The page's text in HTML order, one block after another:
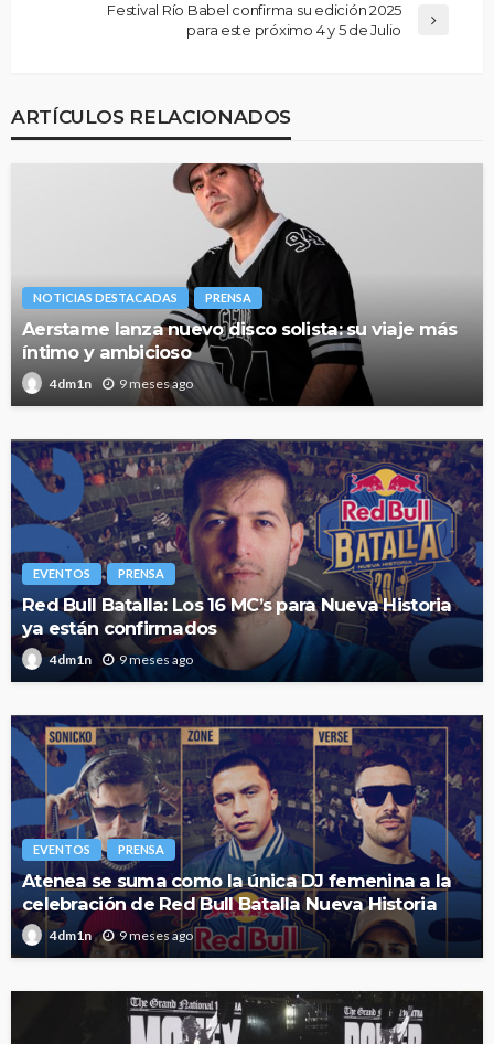
Festival Río Babel confirma su edición 2025
para este próximo 4 y 5 de Julio
ARTÍCULOS RELACIONADOS
NOTICIAS DESTACADAS PRENSA
Aerstame lanza nuevo disco solista: su viaje más
íntimo y ambicioso
4dm1n 9 meses ago
EVENTOS PRENSA
Red Bull Batalla: Los 16 MC’s para Nueva Historia
ya están confirmados
4dm1n 9 meses ago
EVENTOS PRENSA
Atenea se suma como la única DJ femenina a la
celebración de Red Bull Batalla Nueva Historia
4dm1n 9 meses ago